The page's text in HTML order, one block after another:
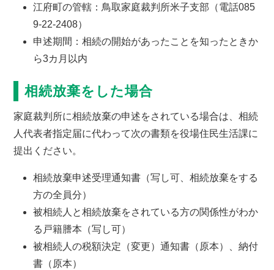
江府町の管轄：鳥取家庭裁判所米子支部（電話085
9-22-2408）
申述期間：相続の開始があったことを知ったときか
ら3カ月以内
相続放棄をした場合
家庭裁判所に相続放棄の申述をされている場合は、相続
人代表者指定届に代わって次の書類を役場住民生活課に
提出ください。
相続放棄申述受理通知書（写し可、相続放棄をする
方の全員分）
被相続人と相続放棄をされている方の関係性がわか
る戸籍謄本（写し可）
被相続人の税額決定（変更）通知書（原本）、納付
書（原本）